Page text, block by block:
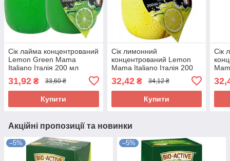
Сік лайма концентрований
Lemon Green Mama
Italiano Італія 200 мл
31,92 ₴ 33,60 ₴
Купити
Сік лимонний
концентрований Lemon
Mama Italiano Італія 200
32,42₴ 34,12 ₴
Купити
Сік
Акційні пропозиції та новинки
–5% –5%